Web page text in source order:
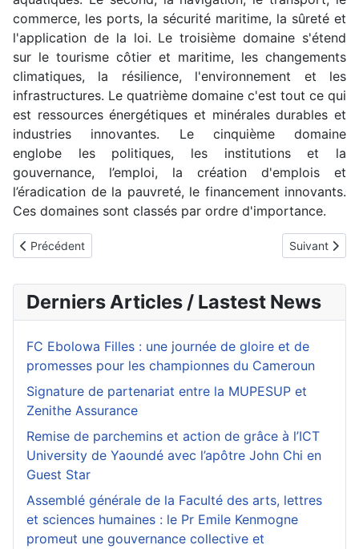
commerce, les ports, la sécurité maritime, la sûreté et
l'application de la loi. Le troisième domaine s'étend
sur le tourisme côtier et maritime, les changements
climatiques, la résilience, l'environnement et les
infrastructures. Le quatrième domaine c'est tout ce qui
est ressources énergétiques et minérales durables et
industries innovantes. Le cinquième domaine
englobe les politiques, les institutions et la
gouvernance, l’emploi, la création d'emplois et
l’éradication de la pauvreté, le financement innovants.
Ces domaines sont classés par ordre d'importance.
Article précédent : Procédures de financement du Fonds
Précédent Article
Suivant
Derniers Articles / Lastest News
FC Ebolowa Filles : une journée de gloire et de
promesses pour les championnes du Cameroun
Signature de partenariat entre la MUPESUP et
Zenithe Assurance
Remise de parchemins et action de grâce à l’ICT
University de Yaoundé avec l’apôtre John Chi en
Guest Star
Assemblé générale de la Faculté des arts, lettres
et sciences humaines : le Pr Emile Kenmogne
promeut une gouvernance collective et